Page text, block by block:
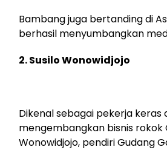
Bambang juga bertanding di
berhasil menyumbangkan
2. Susilo Wonowidjojo
Dikenal sebagai pekerja keras
mengembangkan bisnis rokok
Wonowidjojo, pendiri Gudang